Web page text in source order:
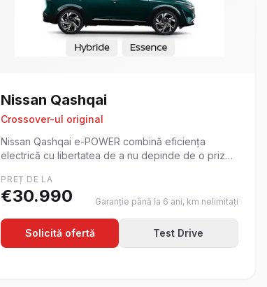
Nissan Qashqai
Crossover-ul original
Nissan Qashqai e-POWER combină eficiența
electrică cu libertatea de a nu depinde de o priză
PREȚ DE LA
€30.990 Garanție până la 6 ani, km nelimitați
Solicită ofertă Test Drive